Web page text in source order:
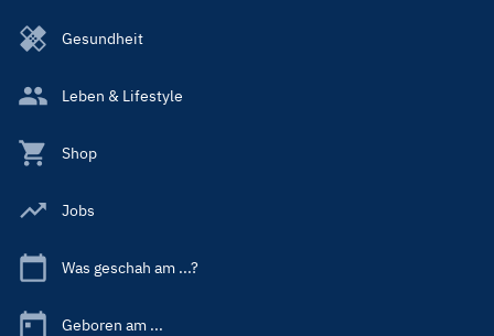
Gesundheit
Leben & Lifestyle
Shop
Jobs
Was geschah am ...?
Geboren am ...